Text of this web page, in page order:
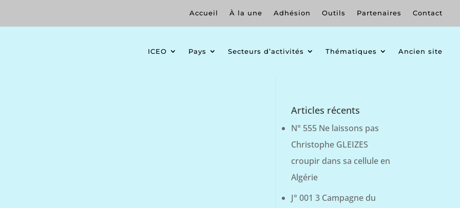
Accueil À la une Adhésion Outils Partenaires Contact
ICEO Pays Secteurs d’activités Thématiques Ancien site
Articles récents
N° 555 Ne laissons pas
Christophe GLEIZES
croupir dans sa cellule en
Algérie
J° 001 3 Campagne du